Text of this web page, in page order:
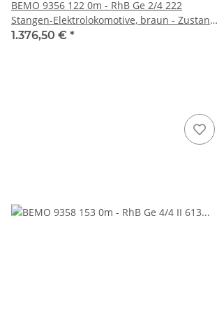
BEMO 9356 122 0m - RhB Ge 2/4 222
Stangen-Elektrolokomotive, braun - Zustand
aktuell DIGITAL mit SOUND
1.376,50 € *